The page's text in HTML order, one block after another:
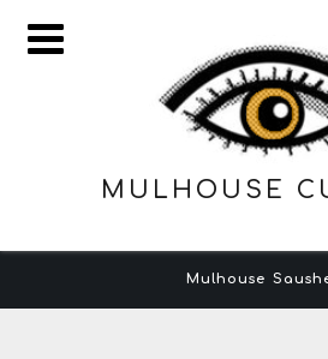
MULHOUSE
Mulhouse